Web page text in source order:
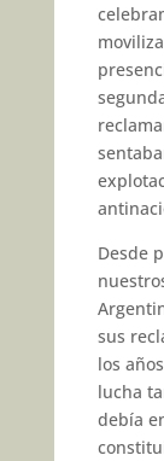
Desde
sus
los
lucha
debía